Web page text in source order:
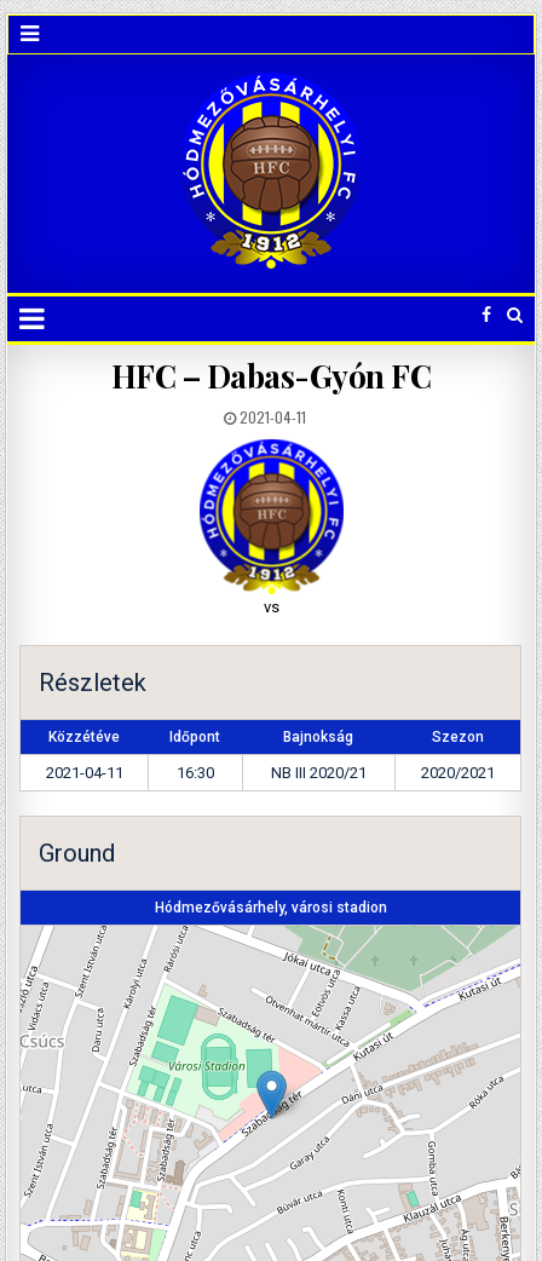
HFC – Dabas-Gyón FC
2021-04-11
vs
Részletek
Közzétéve Időpont Bajnokság Szezon
2021-04-11 16:30 NB III 2020/21 2020/2021
Ground
Hódmezővásárhely, városi stadion